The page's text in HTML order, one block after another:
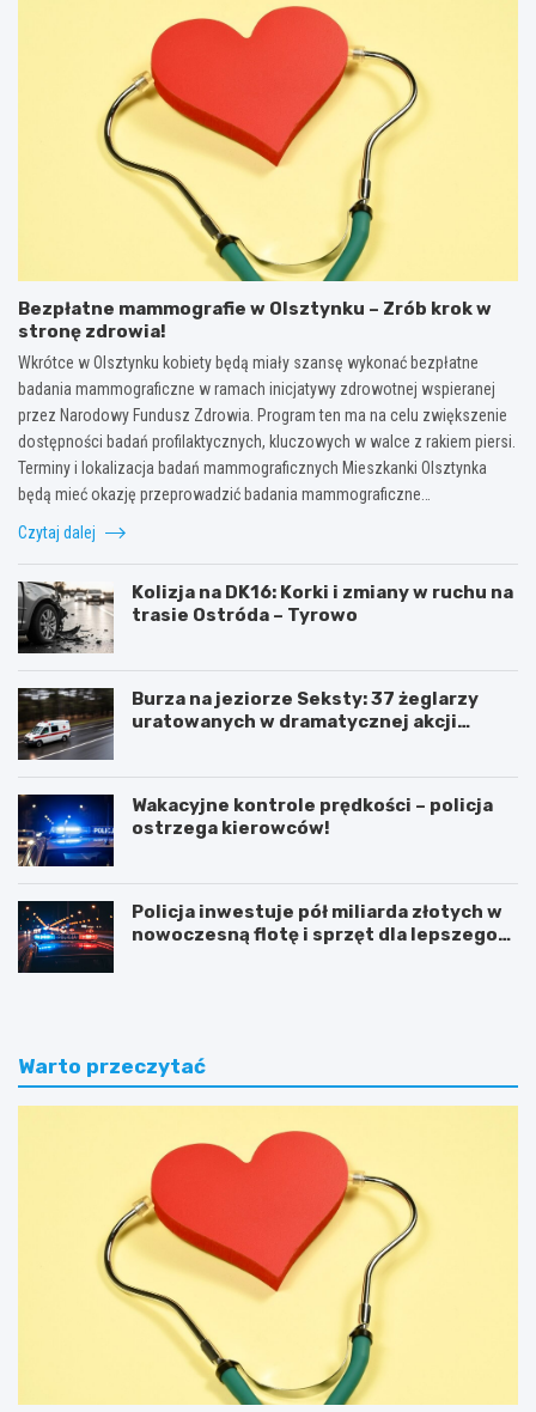
Bezpłatne mammografie w Olsztynku – Zrób krok w
stronę zdrowia!
Wkrótce w Olsztynku kobiety będą miały szansę wykonać bezpłatne
badania mammograficzne w ramach inicjatywy zdrowotnej wspieranej
przez Narodowy Fundusz Zdrowia. Program ten ma na celu zwiększenie
dostępności badań profilaktycznych, kluczowych w walce z rakiem piersi.
Terminy i lokalizacja badań mammograficznych Mieszkanki Olsztynka
będą mieć okazję przeprowadzić badania mammograficzne…
Czytaj dalej
Kolizja na DK16: Korki i zmiany w ruchu na
trasie Ostróda – Tyrowo
Burza na jeziorze Seksty: 37 żeglarzy
uratowanych w dramatycznej akcji
Wakacyjne kontrole prędkości – policja
ostrzega kierowców!
Policja inwestuje pół miliarda złotych w
nowoczesną flotę i sprzęt dla lepszego
Warto przeczytać